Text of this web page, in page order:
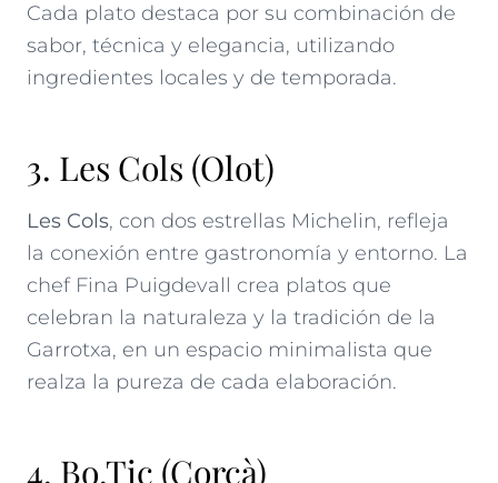
Cada plato destaca por su combinación de
sabor, técnica y elegancia, utilizando
ingredientes locales y de temporada.
3. Les Cols (Olot)
Les Cols, con dos estrellas Michelin, refleja
la conexión entre gastronomía y entorno. La
chef Fina Puigdevall crea platos que
celebran la naturaleza y la tradición de la
Garrotxa, en un espacio minimalista que
realza la pureza de cada elaboración.
4. Bo.Tic (Corçà)